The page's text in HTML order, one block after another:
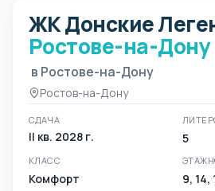
ЖК Донские
ЖК Донские
Ростове-на-Дону
в Ростове-на-Дону
Ростов-на-Дону
СДАЧА
II кв. 2028 г. 5
КЛАСС
Комфорт 9, 14,